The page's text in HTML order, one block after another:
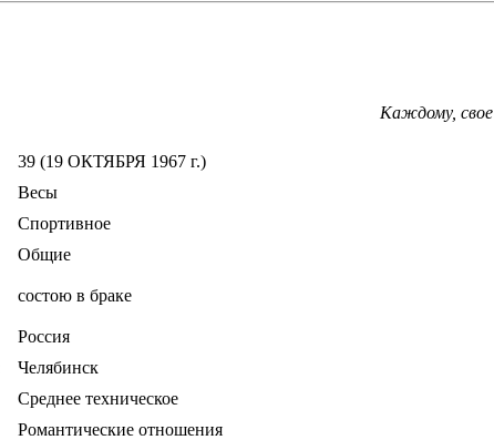
Каждому, свое
39 (19 ОКТЯБРЯ 1967 г.)
Весы
Спортивное
Общие
состою в браке
Россия
Челябинск
Среднее техническое
Романтические отношения